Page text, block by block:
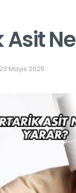
23 Mayıs 2025